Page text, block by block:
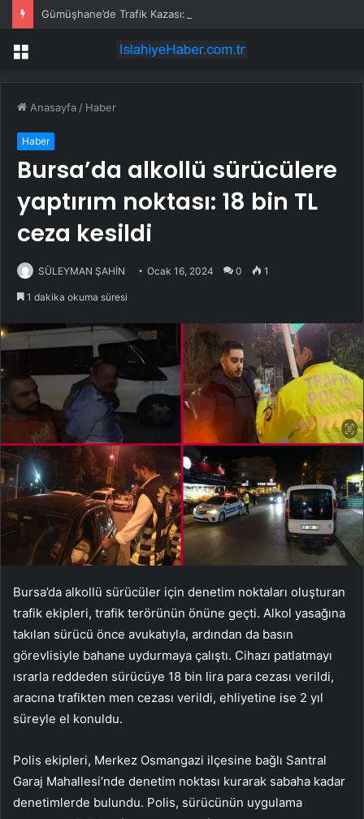
Gümüşhane’de Trafik Kazası: 3 Yaralı
Menü
Anasayfa / Haber
Haber
Bursa’da alkollü sürücülere
yaptırım noktası: 18 bin TL
ceza kesildi
SÜLEYMAN ŞAHİN Ocak 16, 2024 0 1
1 dakika okuma süresi
Bursa’da alkollü sürücüler için denetim noktaları oluşturan
trafik ekipleri, trafik terörünün önüne geçti. Alkol yasağına
takılan sürücü önce avukatıyla, ardından da basın
görevlisiyle bahane uydurmaya çalıştı. Cihazı patlatmayı
ısrarla reddeden sürücüye 18 bin lira para cezası verildi,
aracına trafikten men cezası verildi, ehliyetine ise 2 yıl
süreyle el konuldu.
Polis ekipleri, Merkez Osmangazi ilçesine bağlı Santral
Garaj Mahallesi’nde denetim noktası kurarak sabaha kadar
denetimlerde bulundu. Polis, sürücünün uygulama